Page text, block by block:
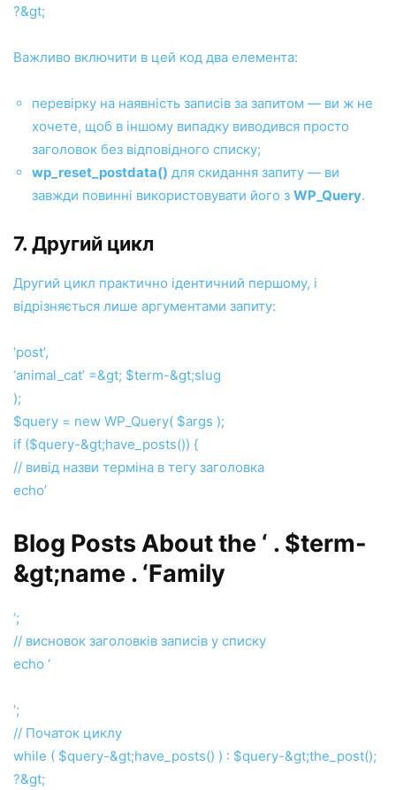
?&gt;
Важливо включити в цей код два елемента:
перевірку на наявність записів за запитом — ви ж не
хочете, щоб в іншому випадку виводився просто
заголовок без відповідного списку;
wp_reset_postdata() для скидання запиту — ви
завжди повинні використовувати його з WP_Query.
7. Другий цикл
Другий цикл практично ідентичний першому, і
відрізняється лише аргументами запиту:
‘post’,
‘animal_cat’ =&gt; $term-&gt;slug
);
$query = new WP_Query( $args );
if ($query-&gt;have_posts()) {
// вивід назви терміна в тегу заголовка
echo’
Blog Posts About the ‘ . $term-
&gt;name . ‘Family
‘;
// висновок заголовків записів у списку
echo ‘
‘;
// Початок циклу
while ( $query-&gt;have_posts() ) : $query-&gt;the_post();
?&gt;